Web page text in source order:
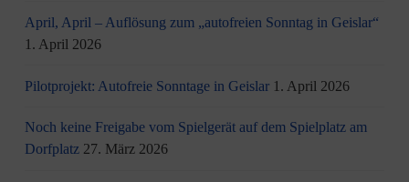
April, April – Auflösung zum „autofreien Sonntag in Geislar“
1. April 2026
Pilotprojekt: Autofreie Sonntage in Geislar 1. April 2026
Noch keine Freigabe vom Spielgerät auf dem Spielplatz am
Dorfplatz 27. März 2026